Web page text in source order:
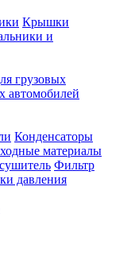
Крышки
и
грузовых
автомобилей
Конденсаторы
материалы
Фильтр
давления